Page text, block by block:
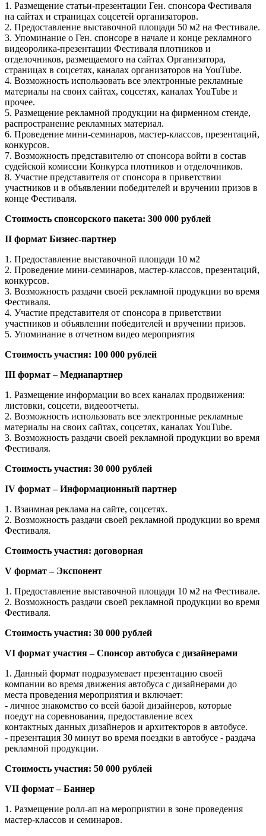
1. Размещение статьи-презентации Ген. спонсора Фестиваля
на сайтах и страницах соцсетей организаторов.
2. Предоставление выставочной площади 50 м2 на Фестивале.
3. Упоминание о Ген. спонсоре в начале и конце рекламного
видеоролика-презентации Фестиваля плотников и
отделочников, размещаемого на сайтах Организатора,
страницах в соцсетях, каналах организаторов на YouTube.
4. Возможность использовать все электронные рекламные
материалы на своих сайтах, соцсетях, каналах YouTube и
прочее.
5. Размещение рекламной продукции на фирменном стенде,
распространение рекламных материал.
6. Проведение мини-семинаров, мастер-классов, презентаций,
конкурсов.
7. Возможность представителю от спонсора войти в состав
судейской комиссии Конкурса плотников и отделочников.
8. Участие представителя от спонсора в приветствии
участников и в объявлении победителей и вручении призов в
конце Фестиваля.
Стоимость спонсорского пакета: 300 000 рублей
II формат Бизнес-партнер
1. Предоставление выставочной площади 10 м2
2. Проведение мини-семинаров, мастер-классов, презентаций,
конкурсов.
3. Возможность раздачи своей рекламной продукции во время
Фестиваля.
4. Участие представителя от спонсора в приветствии
участников и объявлении победителей и вручении призов.
5. Упоминание в отчетном видео мероприятия
Стоимость участия: 100 000 рублей
III формат – Медиапартнер
1. Размещение информации во всех каналах продвижения:
листовки, соцсети, видеоотчеты.
2. Возможность использовать все электронные рекламные
материалы на своих сайтах, соцсетях, каналах YouTube.
3. Возможность раздачи своей рекламной продукции во время
Фестиваля.
Стоимость участия: 30 000 рублей
IV формат – Информационный партнер
1. Взаимная реклама на сайте, соцсетях.
2. Возможность раздачи своей рекламной продукции во время
Фестиваля.
Стоимость участия: договорная
V формат – Экспонент
1. Предоставление выставочной площади 10 м2 на Фестивале.
2. Возможность раздачи своей рекламной продукции во время
Фестиваля.
Стоимость участия: 30 000 рублей
VI формат участия – Спонсор автобуса с дизайнерами
1. Данный формат подразумевает презентацию своей
компании во время движения автобуса с дизайнерами до
места проведения мероприятия и включает:
- личное знакомство со всей базой дизайнеров, которые
поедут на соревнования, предоставление всех
контактных данных дизайнеров и архитекторов в автобусе.
- презентация 30 минут во время поездки в автобусе - раздача
рекламной продукции.
Стоимость участия: 50 000 рублей
VII формат – Баннер
1. Размещение ролл-ап на мероприятии в зоне проведения
мастер-классов и семинаров.